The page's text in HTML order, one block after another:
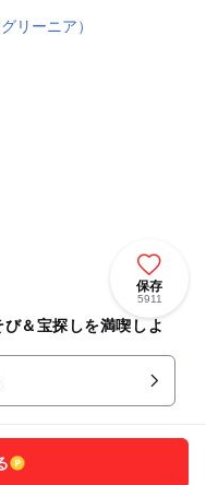
保存
5911
＆宝探しを満喫しよ